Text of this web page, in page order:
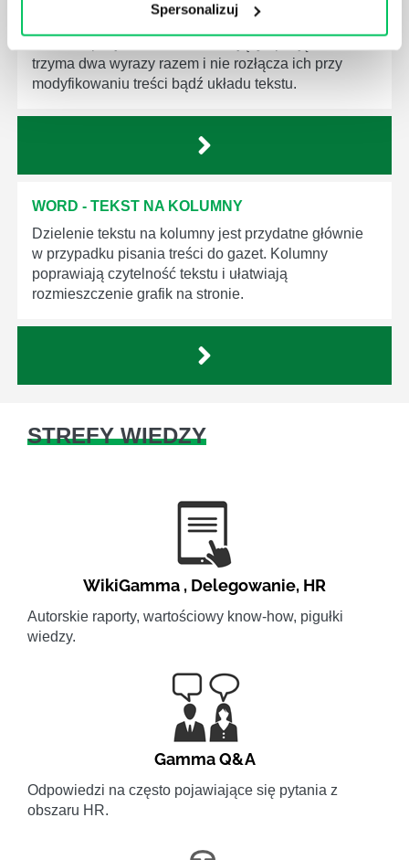
Spersonalizuj
WORD - TWARDA SPACJA
trzyma dwa wyrazy razem i nie rozłącza ich przy
modyfikowaniu treści bądź układu tekstu.
WORD - TEKST NA KOLUMNY
Dzielenie tekstu na kolumny jest przydatne głównie
w przypadku pisania treści do gazet. Kolumny
poprawiają czytelność tekstu i ułatwiają
rozmieszczenie grafik na stronie.
STREFY WIEDZY
WikiGamma , Delegowanie, HR
Autorskie raporty, wartościowy know-how, pigułki
wiedzy.
Gamma Q&A
Odpowiedzi na często pojawiające się pytania z
obszaru HR.